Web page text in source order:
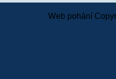
Web pohání